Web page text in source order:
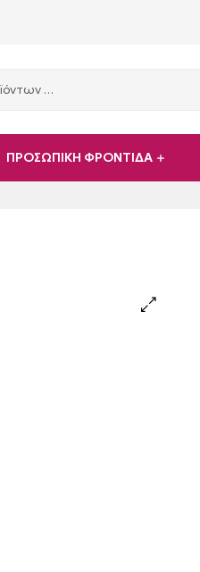
ΠΡΟΣΩΠΙΚΗ ΦΡΟΝΤΙΔΑ